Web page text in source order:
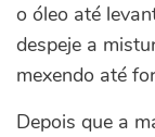
o óleo até
despeje a
mexendo até
Depois que a